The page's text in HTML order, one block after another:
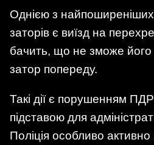
Однією з
заторів є виїзд на
бачить, що не зможе його
затор попереду.
Такі дії є порушенням
підставою для
Поліція особливо активно